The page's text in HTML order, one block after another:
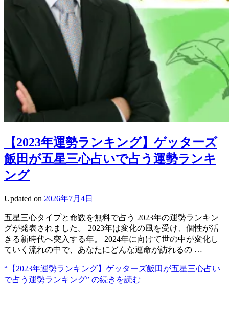
【2023年運勢ランキング】ゲッターズ
飯田が五星三心占いで占う運勢ランキ
ング
Updated on 2026年7月4日
五星三心タイプと命数を無料で占う 2023年の運勢ランキン
グが発表されました。 2023年は変化の風を受け、個性が活
きる新時代へ突入する年。 2024年に向けて世の中が変化し
ていく流れの中で、あなたにどんな運命が訪れるの …
“【2023年運勢ランキング】ゲッターズ飯田が五星三心占い
で占う運勢ランキング” の続きを読む